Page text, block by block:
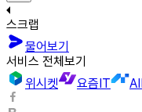
스크랩
물어보기
서비스 전체보기
위시켓
요즘IT